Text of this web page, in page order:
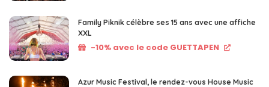
Family Piknik célèbre ses 15 ans avec une affiche
XXL
-10% avec le code GUETTAPEN
Azur Music Festival, le rendez-vous House Music